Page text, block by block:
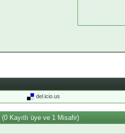
del.icio.us
(0 Kayıtlı üye ve 1 Misafir)